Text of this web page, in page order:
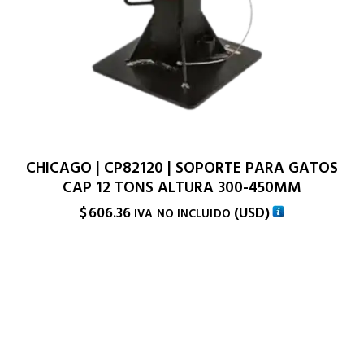
CHICAGO | CP82120 | SOPORTE PARA GATOS
CAP 12 TONS ALTURA 300-450MM
$606.36 IVA NO INCLUIDO (USD)